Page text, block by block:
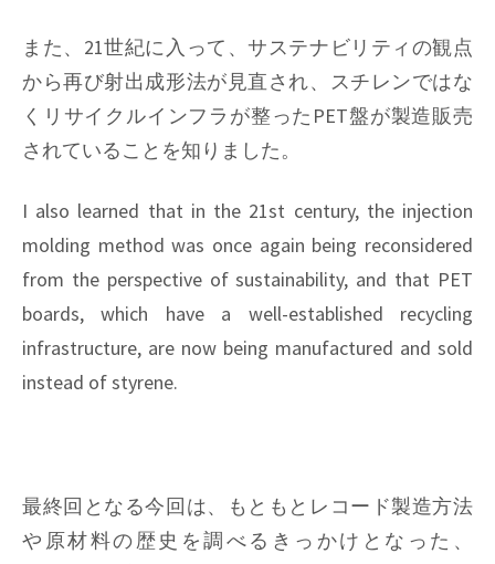
また、21世紀に入って、サステナビリティの観点
から再び射出成形法が見直され、スチレンではな
くリサイクルインフラが整ったPET盤が製造販売
されていることを知りました。
I also learned that in the 21st century, the injection
molding method was once again being reconsidered
from the perspective of sustainability, and that PET
boards, which have a well-established recycling
infrastructure, are now being manufactured and sold
instead of styrene.
最終回となる今回は、もともとレコード製造方法
や原材料の歴史を調べるきっかけとなった、